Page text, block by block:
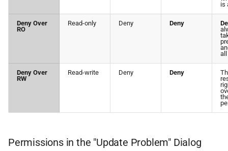
is
Deny Over
RO
Read-only Deny Deny
Deny Over
RW
Read-write Deny Deny
Permissions in the "Update Problem" Dialog